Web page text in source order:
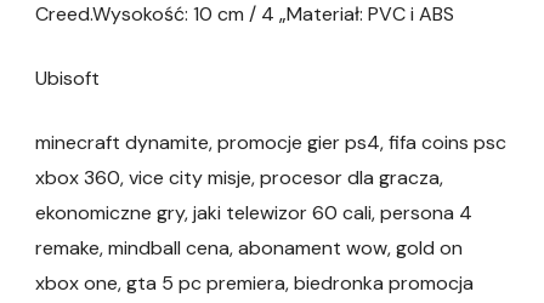
Creed.Wysokość: 10 cm / 4 „Materiał: PVC i ABS
Ubisoft
minecraft dynamite, promocje gier ps4, fifa coins psc
xbox 360, vice city misje, procesor dla gracza,
ekonomiczne gry, jaki telewizor 60 cali, persona 4
remake, mindball cena, abonament wow, gold on
xbox one, gta 5 pc premiera, biedronka promocja